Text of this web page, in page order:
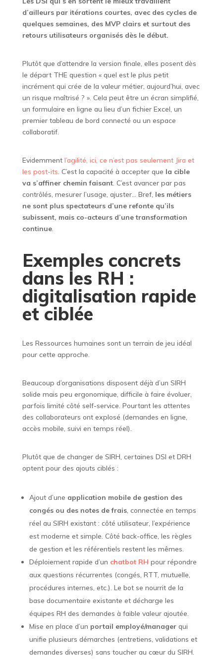
d’ailleurs par itérations courtes, avec des cycles de
quelques semaines, des MVP clairs et surtout des
retours utilisateurs organisés dès le début.
Plutôt que d’attendre la version finale, elles posent dès
le départ THE question « quel est le plus petit
incrément qui crée de la valeur métier, aujourd’hui, avec
un risque maîtrisé ? ». Cela peut être un écran simplifié,
un formulaire en ligne au lieu d’un fichier Excel, un
premier tableau de bord connecté ou un espace
collaboratif.
Evidemment l’agilité, ici, ce n’est pas seulement Jira et
les post-its. C’est la capacité à accepter que la cible
va s’affiner chemin faisant. C’est avancer par pas
contrôlés, mesurer l’usage, ajuster… Bref, les métiers
ne sont plus spectateurs d’une refonte qu’ils
subissent, mais co-acteurs d’une transformation
continue.
Exemples concrets
dans les RH :
digitalisation rapide
et ciblée
Les Ressources humaines sont un terrain de jeu idéal
pour cette approche.
Beaucoup d’organisations disposent déjà d’un SIRH
solide mais peu ergonomique, difficile à faire évoluer,
parfois limité côté self-service. Pourtant les attentes
des collaborateurs ont explosé (demandes en ligne,
accès mobile, suivi en temps réel).
Plutôt que de changer de SIRH, certaines DSI et DRH
optent pour des ajouts ciblés :
Ajout d’une application mobile de gestion des
congés ou des notes de frais, connectée en temps
réel au SIRH existant : côté utilisateur, l’expérience
est moderne et simple. Côté back-office, les règles
de gestion et les référentiels restent les mêmes.
Déploiement rapide d’un chatbot RH pour répondre
aux questions récurrentes (congés, RTT, mutuelle,
procédures internes, etc.). Le bot se nourrit de la
base documentaire existante et décharge les
équipes RH des demandes à faible valeur ajoutée.
Mise en place d’un portail employé/managerqui
unifie plusieurs démarches (entretiens, validations et
demandes diverses) sans toucher au cœur du SIRH.